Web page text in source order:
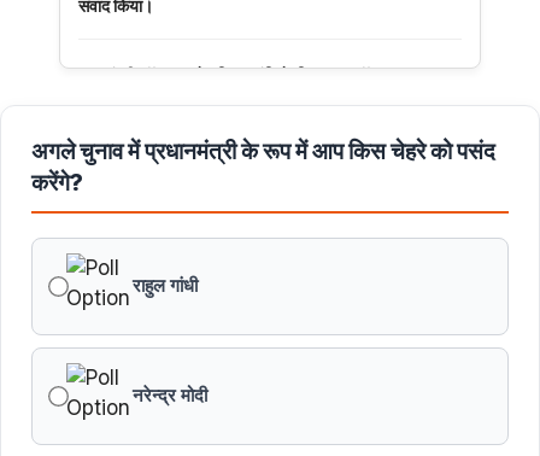
संवाद किया।
मुख्यमंत्री डॉ. यादव ने हरित क्रांति के शिल्पकार डॉ. एम.एस.
स्वामीनाथन की जयंती पर किया नमन
मुख्यमंत्री डॉ. यादव ने बाबूलाल जैन की पुण्यतिथि पर किया नमन
मुख्यमंत्री डॉ. यादव ने गुरुदेव रवीन्द्रनाथ टैगोर की पुण्यतिथि पर की
श्रद्धांजलि अर्पित
अगले चुनाव में प्रधानमंत्री के रूप में आप किस चेहरे को पसंद
करेंगे?
राहुल गांधी
नरेन्द्र मोदी